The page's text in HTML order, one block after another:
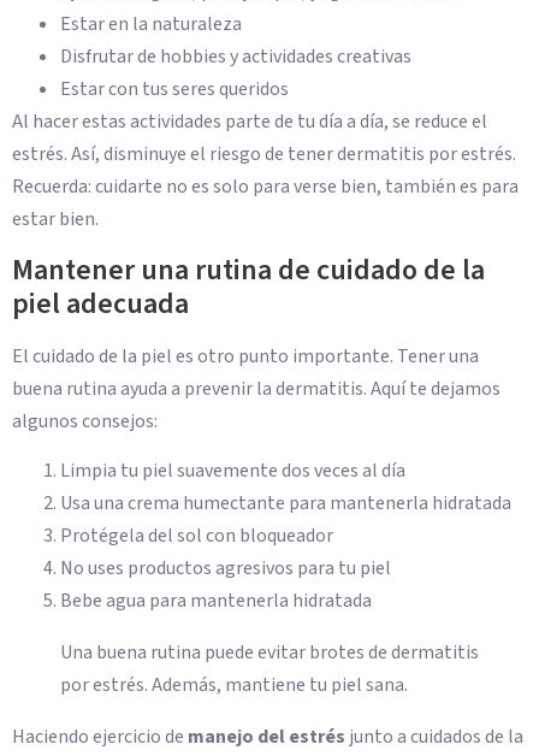
Estar en la naturaleza
Disfrutar de hobbies y actividades creativas
Estar con tus seres queridos
Al hacer estas actividades parte de tu día a día, se reduce el
estrés. Así, disminuye el riesgo de tener dermatitis por estrés.
Recuerda: cuidarte no es solo para verse bien, también es para
estar bien.
Mantener una rutina de cuidado de la
piel adecuada
El cuidado de la piel es otro punto importante. Tener una
buena rutina ayuda a prevenir la dermatitis. Aquí te dejamos
algunos consejos:
Limpia tu piel suavemente dos veces al día
Usa una crema humectante para mantenerla hidratada
Protégela del sol con bloqueador
No uses productos agresivos para tu piel
Bebe agua para mantenerla hidratada
Una buena rutina puede evitar brotes de dermatitis
por estrés. Además, mantiene tu piel sana.
Haciendo ejercicio de manejo del estrés junto a cuidados de la